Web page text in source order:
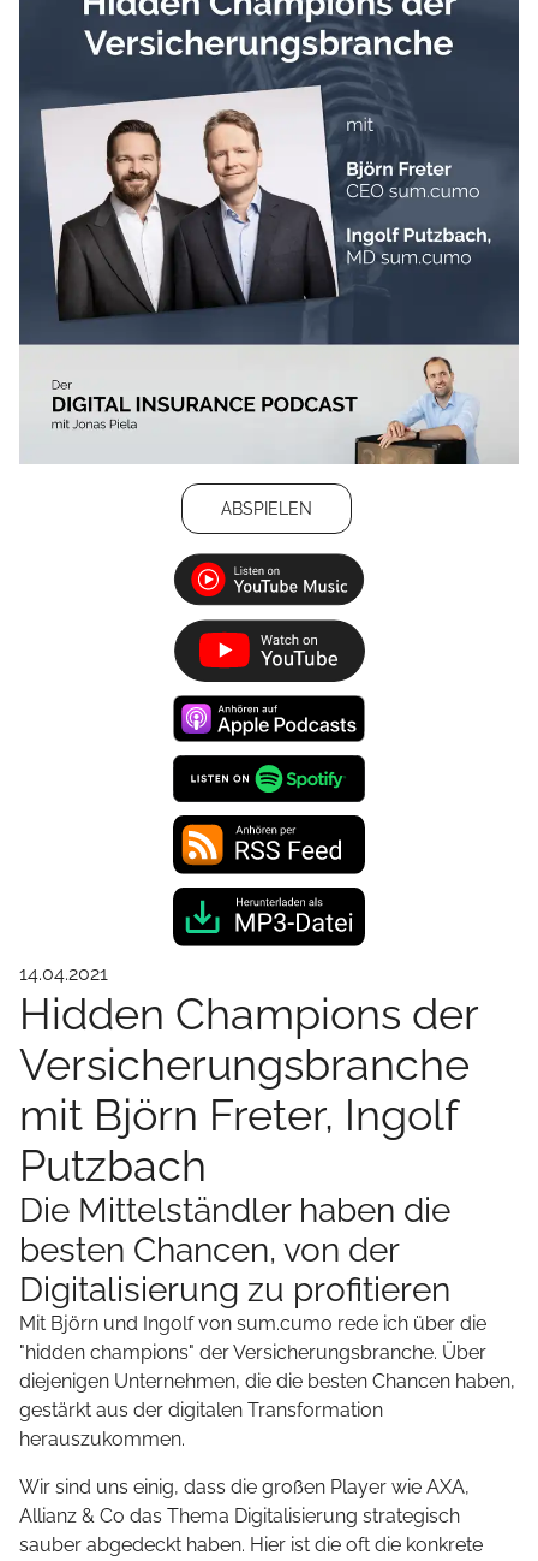
ABSPIELEN
14.04.2021
Hidden Champions der
Versicherungsbranche
mit Björn Freter, Ingolf
Putzbach
Die Mittelständler haben die
besten Chancen, von der
Digitalisierung zu profitieren
Mit Björn und Ingolf von sum.cumo rede ich über die
"hidden champions" der Versicherungsbranche. Über
diejenigen Unternehmen, die die besten Chancen haben,
gestärkt aus der digitalen Transformation
herauszukommen.
Wir sind uns einig, dass die großen Player wie AXA,
Allianz & Co das Thema Digitalisierung strategisch
sauber abgedeckt haben. Hier ist die oft die konkrete